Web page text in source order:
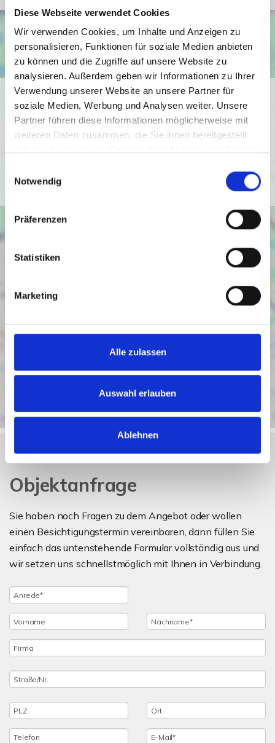
Diese Webseite verwendet Cookies
Wir verwenden Cookies, um Inhalte und Anzeigen zu
personalisieren, Funktionen für soziale Medien anbieten
zu können und die Zugriffe auf unsere Website zu
analysieren. Außerdem geben wir Informationen zu Ihrer
Verwendung unserer Website an unsere Partner für
soziale Medien, Werbung und Analysen weiter. Unsere
Partner führen diese Informationen möglicherweise mit
weiteren Daten zusammen, die Sie ihnen bereitgestellt
Notwendig
Präferenzen
Statistiken
Marketing
Alle zulassen
Auswahl erlauben
Ablehnen
Ich bin damit einverstanden, dass mir Karten von Google
angezeigt werden. Es gelten die
Datenschutzbedingungen von Google
Objektanfrage
Sie haben noch Fragen zu dem Angebot oder wollen
einen Besichtigungstermin vereinbaren, dann füllen Sie
einfach das untenstehende Formular vollständig aus und
wir setzen uns schnellstmöglich mit Ihnen in Verbindung.